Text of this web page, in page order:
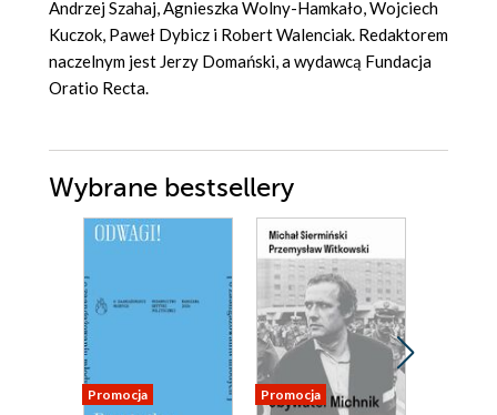
Andrzej Szahaj, Agnieszka Wolny-Hamkało, Wojciech
Kuczok, Paweł Dybicz i Robert Walenciak. Redaktorem
naczelnym jest Jerzy Domański, a wydawcą Fundacja
Oratio Recta.
Wybrane bestsellery
Promocja Promocja